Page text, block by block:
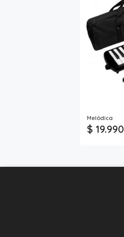
Melódica
$ 19.990